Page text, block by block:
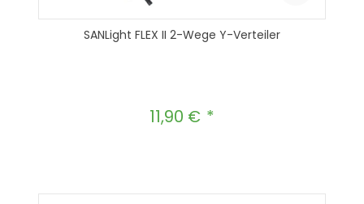
SANLight FLEX II 2-Wege Y-Verteiler
Regulärer Preis:
11,90 €